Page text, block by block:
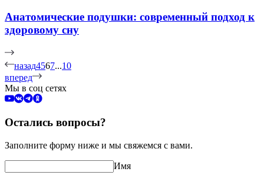
Анатомические подушки: современный подход к
здоровому сну
назад4567...10
вперед
Мы в соц сетях
Остались вопросы?
Заполните форму ниже и мы свяжемся с вами.
Имя